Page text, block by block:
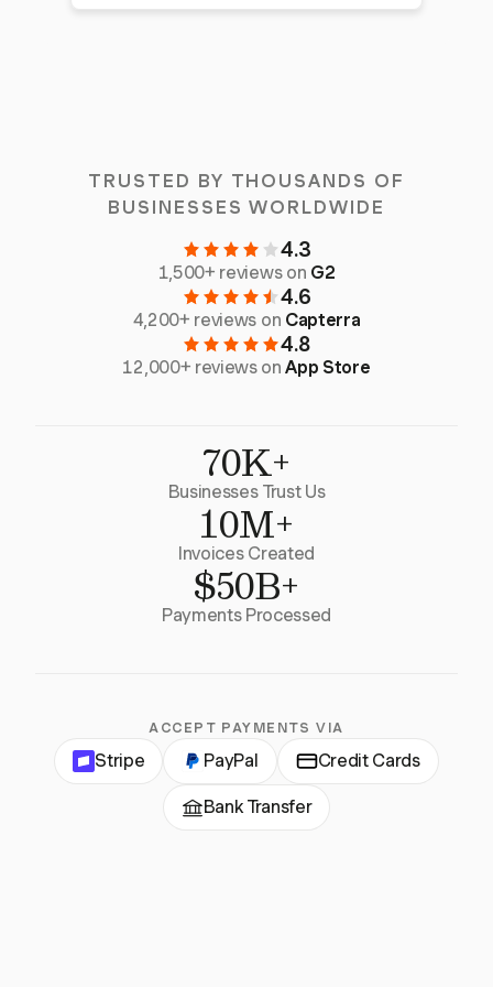
TRUSTED BY THOUSANDS OF
BUSINESSES WORLDWIDE
4.3
1,500+ reviews on G2
4.6
4,200+ reviews on Capterra
4.8
12,000+ reviews onApp Store
70K+
Businesses Trust Us
10M+
Invoices Created
$50B+
Payments Processed
ACCEPT PAYMENTS VIA
Stripe PayPal Credit Cards
Bank Transfer